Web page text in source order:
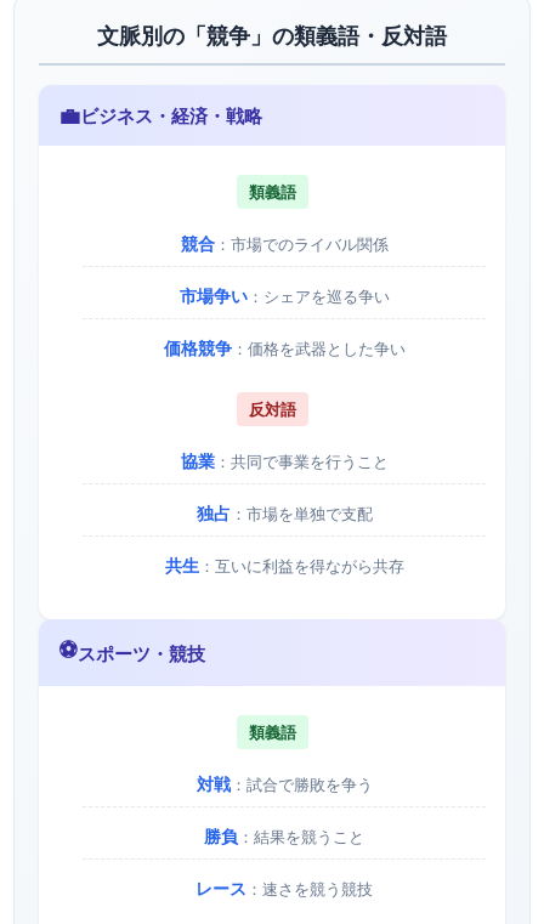
文脈別の「競争」の類義語・反対語
💼ビジネス・経済・戦略
類義語
競合：市場でのライバル関係
市場争い：シェアを巡る争い
価格競争：価格を武器とした争い
反対語
協業：共同で事業を行うこと
独占 ：市場を単独で支配
共生：互いに利益を得ながら共存
⚽スポーツ・競技
類義語
対戦：試合で勝敗を争う
勝負 ：結果を競うこと
レース ：速さを競う競技